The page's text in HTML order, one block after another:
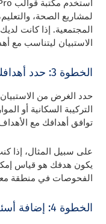
لمشاريع الصحة،
المجتمعية. إذا كانت
الاستبيان ليتناسب مع
الخطوة 3: حدد أهدافك
حدد الغرض من
التركيبة السكانية أو
توافق أهدافك مع
على سبيل المثال، إذا
يكون هدفك هو قياس
الفحوصات في منطقة
الخطوة 4: إضافة أسئلة